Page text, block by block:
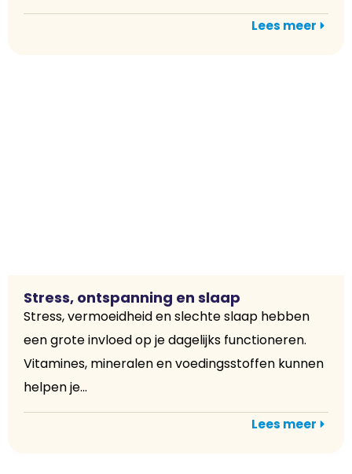
Lees meer
Stress, ontspanning en slaap
Stress, vermoeidheid en slechte slaap hebben
een grote invloed op je dagelijks functioneren.
Vitamines, mineralen en voedingsstoffen kunnen
helpen je...
Lees meer